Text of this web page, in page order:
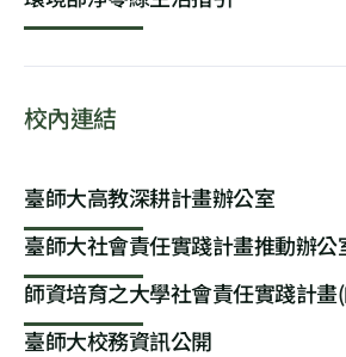
校內連結
臺師大高教深耕計畫辦公室
臺師大社會責任實踐計畫推動辦公
師資培育之大學社會責任實踐計畫
臺師大校務資訊公開